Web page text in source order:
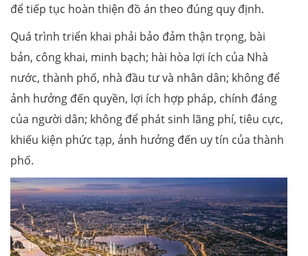
để tiếp tục hoàn thiện đồ án theo đúng quy định.
Quá trình triển khai phải bảo đảm thận trọng, bài
bản, công khai, minh bạch; hài hòa lợi ích của Nhà
nước, thành phố, nhà đầu tư và nhân dân; không để
ảnh hưởng đến quyền, lợi ích hợp pháp, chính đáng
của người dân; không để phát sinh lãng phí, tiêu cực,
khiếu kiện phức tạp, ảnh hưởng đến uy tín của thành
phố.